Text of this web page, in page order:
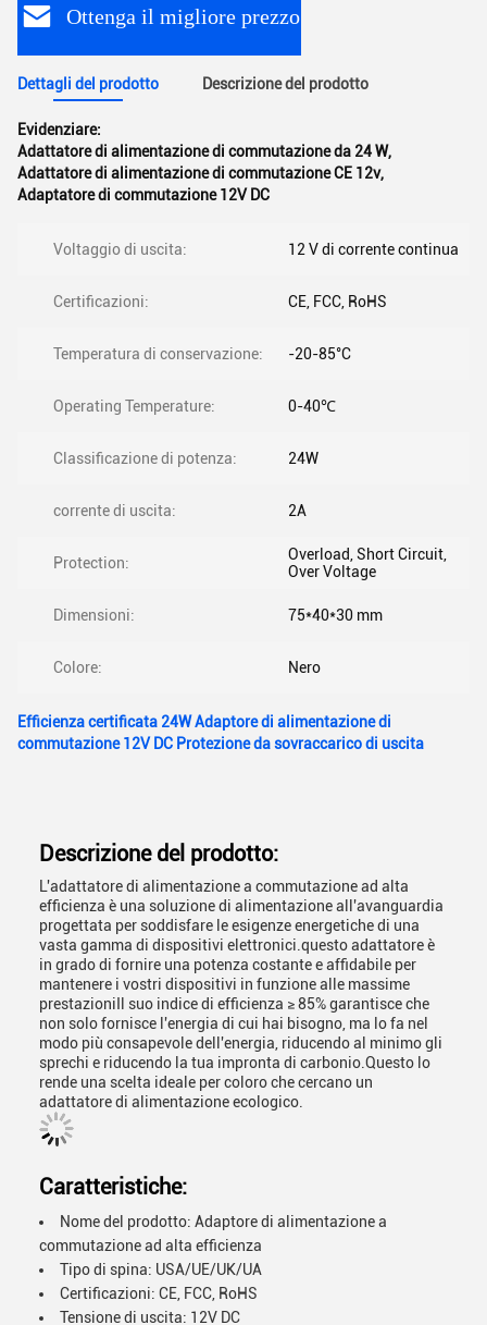
Ottenga il migliore prezzo
Dettagli del prodotto Descrizione del prodotto
Evidenziare:
Adattatore di alimentazione di commutazione da 24 W,
Adattatore di alimentazione di commutazione CE 12v,
Adaptatore di commutazione 12V DC
Voltaggio di uscita: 12 V di corrente continua
Certificazioni: CE, FCC, RoHS
Temperatura di conservazione: -20-85°C
Operating Temperature: 0-40℃
Classificazione di potenza: 24W
corrente di uscita: 2A
Protection:
Overload, Short Circuit,
Over Voltage
Dimensioni: 75*40*30 mm
Colore: Nero
Efficienza certificata 24W Adaptore di alimentazione di
commutazione 12V DC Protezione da sovraccarico di uscita
Descrizione del prodotto:
L'adattatore di alimentazione a commutazione ad alta
efficienza è una soluzione di alimentazione all'avanguardia
progettata per soddisfare le esigenze energetiche di una
vasta gamma di dispositivi elettronici.questo adattatore è
in grado di fornire una potenza costante e affidabile per
mantenere i vostri dispositivi in funzione alle massime
prestazioniIl suo indice di efficienza ≥ 85% garantisce che
non solo fornisce l'energia di cui hai bisogno, ma lo fa nel
modo più consapevole dell'energia, riducendo al minimo gli
sprechi e riducendo la tua impronta di carbonio.Questo lo
rende una scelta ideale per coloro che cercano un
adattatore di alimentazione ecologico.
Caratteristiche:
Nome del prodotto: Adaptore di alimentazione a
commutazione ad alta efficienza
Tipo di spina: USA/UE/UK/UA
Certificazioni: CE, FCC, RoHS
Tensione di uscita: 12V DC